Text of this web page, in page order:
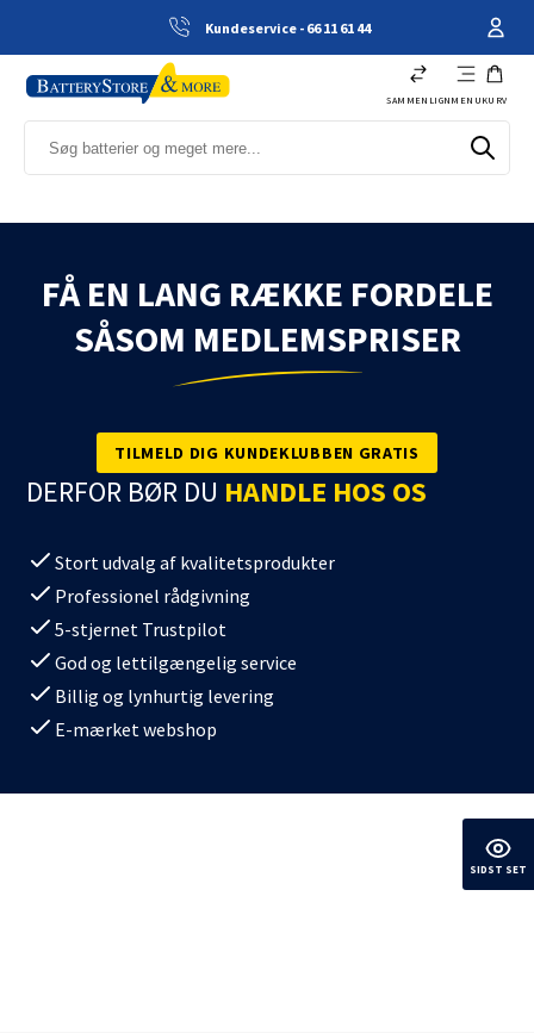
Kundeservice - 66 11 61 44
SAMMENLIGN MENU KURV
FÅ EN LANG RÆKKE FORDELE
SÅSOM MEDLEMSPRISER
TILMELD DIG KUNDEKLUBBEN GRATIS
DERFOR BØR DU HANDLE HOS OS
Stort udvalg af kvalitetsprodukter
Professionel rådgivning
5-stjernet Trustpilot
God og lettilgængelig service
Billig og lynhurtig levering
E-mærket webshop
SIDST SET